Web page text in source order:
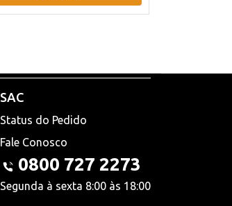
SAC
Status do Pedido
Fale Conosco
0800 727 2273
Segunda à sexta 8:00 às 18:00